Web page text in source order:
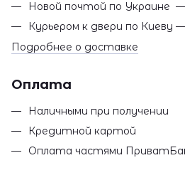
Новой почтой по Украине —
Курьером к двери по Киеву —
Подробнее о доставке
Оплата
Наличными при получении
Кредитной картой
Оплата частями